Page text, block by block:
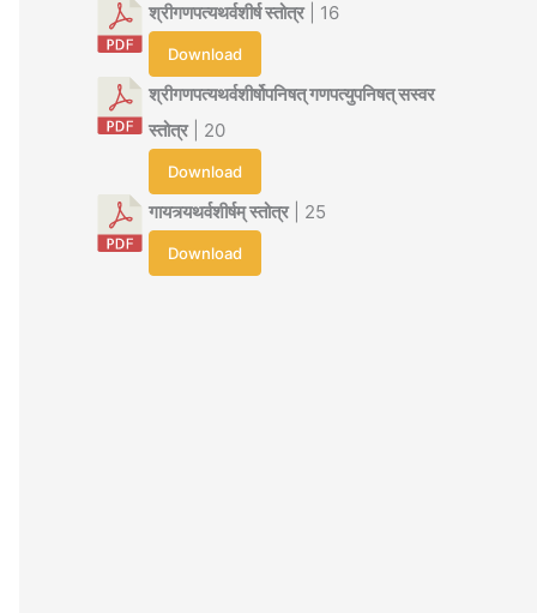
श्रीगणपत्यथर्वशीर्ष स्तोत्र| 16
Download
श्रीगणपत्यथर्वशीर्षोपनिषत् गणपत्युपनिषत् सस्वर
स्तोत्र| 20
Download
गायत्र्यथर्वशीर्षम् स्तोत्र| 25
Download